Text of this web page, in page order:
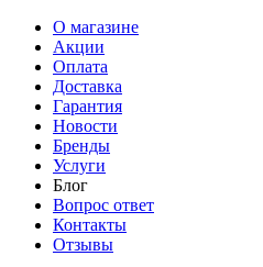
О магазине
Акции
Оплата
Доставка
Гарантия
Новости
Бренды
Услуги
Блог
Вопрос ответ
Контакты
Отзывы